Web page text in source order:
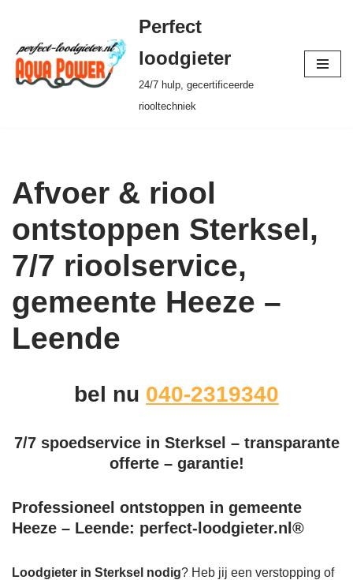
Ga
naar
de
Perfect
loodgieter
24/7 hulp, gecertificeerde
riooltechniek
Afvoer & riool
ontstoppen Sterksel,
7/7 rioolservice,
gemeente Heeze –
Leende
bel nu 040-2319340
7/7 spoedservice in Sterksel – transparante
offerte – garantie!
Professioneel ontstoppen in gemeente
Heeze – Leende: perfect-loodgieter.nl®
Loodgieter in Sterksel nodig? Heb jij een verstopping of